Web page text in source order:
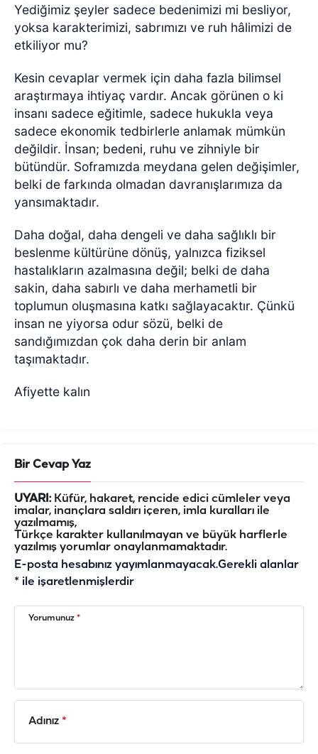
Yediğimiz şeyler sadece bedenimizi mi besliyor,
yoksa karakterimizi, sabrımızı ve ruh hâlimizi de
etkiliyor mu?
Kesin cevaplar vermek için daha fazla bilimsel
araştırmaya ihtiyaç vardır. Ancak görünen o ki
insanı sadece eğitimle, sadece hukukla veya
sadece ekonomik tedbirlerle anlamak mümkün
değildir. İnsan; bedeni, ruhu ve zihniyle bir
bütündür. Soframızda meydana gelen değişimler,
belki de farkında olmadan davranışlarımıza da
yansımaktadır.
Daha doğal, daha dengeli ve daha sağlıklı bir
beslenme kültürüne dönüş, yalnızca fiziksel
hastalıkların azalmasına değil; belki de daha
sakin, daha sabırlı ve daha merhametli bir
toplumun oluşmasına katkı sağlayacaktır. Çünkü
insan ne yiyorsa odur sözü, belki de
sandığımızdan çok daha derin bir anlam
taşımaktadır.
Afiyette kalın
Bir Cevap Yaz
UYARI:Küfür, hakaret, rencide edici cümleler veya
imalar, inançlara saldırı içeren, imla kuralları ile
yazılmamış,
Türkçe karakter kullanılmayan ve büyük harflerle
yazılmış yorumlar onaylanmamaktadır.
E-posta hesabınız yayımlanmayacak.Gerekli alanlar
* ile işaretlenmişlerdir
Yorumunuz *
Adınız *